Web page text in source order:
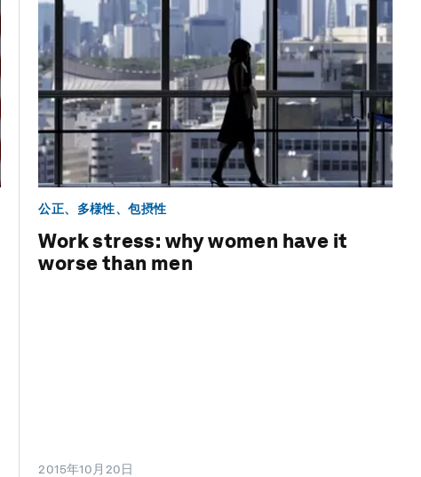
公正、多様性、包摂性
Work stress: why women have it
worse than men
2015年10月20日